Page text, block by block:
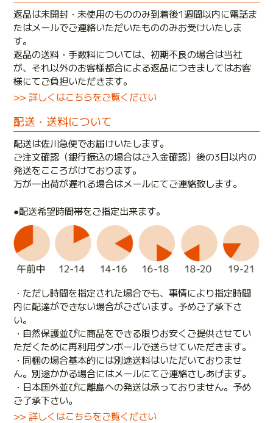
返品は未開封・未使用のもののみ到着後1週間以内に電話ま
たはメールでご連絡いただいたもののみお受けいたしま
す。
返品の送料・手数料については、初期不良の場合は当社
が、それ以外のお客様都合による返品につきましてはお客
様にてご負担いただきます。
>> 詳しくはこちらをご覧ください
配送・送料について
配送は佐川急便でお届けいたします。
ご注文確認（銀行振込の場合はご入金確認）後の3日以内の
発送をこころがけております。
万が一出荷が遅れる場合はメールにてご連絡致します。
●配送希望時間帯をご指定出来ます。
・ただし時間を指定された場合でも、事情により指定時間
内に配達ができない場合がございます。予めご了承下さ
い。
・自然保護並びに商品をできる限りお安くご提供させてい
ただくために再利用ダンボールで送らせていただきます。
・同梱の場合基本的には別途送料はいただいておりませ
ん。別途かかる場合にはメールにてご連絡さしあげます。
・日本国外並びに離島への発送は承っておりません。予め
ご了承下さい。
>> 詳しくはこちらをご覧ください